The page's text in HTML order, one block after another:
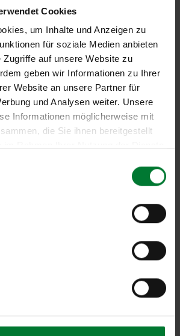
Cookies
um Inhalte und Anzeigen zu
für soziale Medien anbieten
Zugriffe auf unsere Website zu
geben wir Informationen zu Ihrer
Website an unsere Partner für
und Analysen weiter. Unsere
Informationen möglicherweise mit
die Sie ihnen bereitgestellt
den ausführlichen Bericht finden Sie im
SecuriFire 2000
SeucriFire 500
SecuriStar